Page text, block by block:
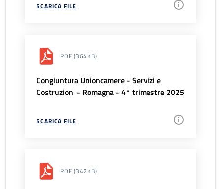
SCARICA FILE
PDF (364KB)
Congiuntura Unioncamere - Servizi e
Costruzioni - Romagna - 4° trimestre 2025
SCARICA FILE
PDF (342KB)